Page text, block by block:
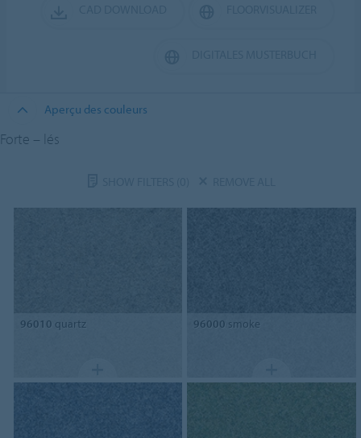
Aperçu des couleurs
Forte – lés
96010 quartz 96000 smoke